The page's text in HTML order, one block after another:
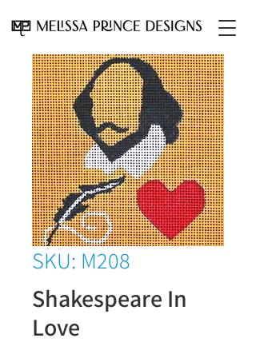
SKU: M208
Shakespeare In
Love